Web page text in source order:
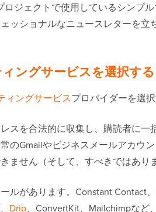
ジェクトで使用しているシンプ
ッショナルなニュースレターを立
ングサービスを選択する
ィングサービスプロバイダーを選択
スを合法的に収集し、購読者に一
のGmailやビジネスメールアカウ
ません（そして、すべきではあり
ルがあります。Constant Contact、
Drip、ConvertKit、Mailchimpなど